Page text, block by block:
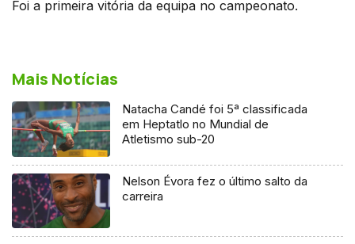
Foi a primeira vitória da equipa no campeonato.
Mais Notícias
Natacha Candé foi 5ª classificada
em Heptatlo no Mundial de
Atletismo sub-20
Nelson Évora fez o último salto da
carreira